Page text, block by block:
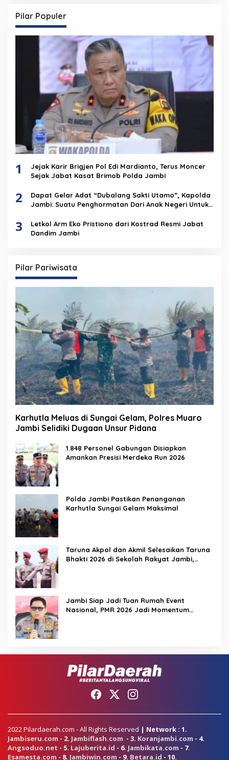
Pilar Populer
1
Jejak Karir Brigjen Pol Edi Mardianto, Terus Moncer
Sejak Jabat Kasat Brimob Polda Jambi
2
Dapat Gelar Adat “Dubalang Sakti Utamo”, Kapolda
Jambi: Suatu Penghormatan Dari Anak Negeri Untuk
3
Letkol Arm Eko Pristiono dari Kostrad Resmi Jabat
Dandim Jambi
Pilar Pariwisata
Karhutla Meluas di Sungai Gelam, Polres Muaro
Jambi Selidiki Dugaan Unsur Pidana
1.848 Personel Gabungan Disiapkan
Amankan Presisi Merdeka Run 2026
Polda Jambi Pastikan Penanganan
Karhutla Sungai Gelam Maksimal
Taruna Akpol dan Akmil Selesaikan Taruna
Bhakti 2026 di Sekolah Rakyat Jambi,
Jambi Siap Jadi Tuan Rumah Event
Nasional, PMR 2026 Jadi Momentum
2022 Pilardaerah.com - All Rights Reserved | Network : 1.
Jambiseru.com - 2. Jambiflash.com - 3. Koranjambi.com - 4.
Angsoduo.net - 5. Lajuberita.id - 6. Jambikata.com - 7.
Esamesta.com - 8. Jambiwin.com - 9. Betara.id - 10.